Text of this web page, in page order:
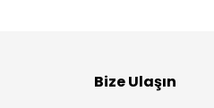
Bize Ulaşın